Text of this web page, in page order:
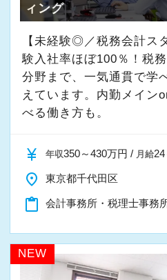
・素直な姿勢で新しいこ
・周囲と協力しながら業
・お客様や仲間に対して
・成長意欲を持ち、前向
方
また、当事務所ではDX化
極的に取り組んでいます。
「まずはやってみる」
「新しいことにも前向き
そんな姿勢をお持ちの方
ィング
【未経験◎／税務会計ス
験入社率ほぼ100％！税
分野まで、一気通貫で学
えています。内勤メイン
べる働き方も。
currency_yen 年収350～430万円 / 月給
place 東京都千代田区
content_paste 会計事務所・税理士事務
NEW